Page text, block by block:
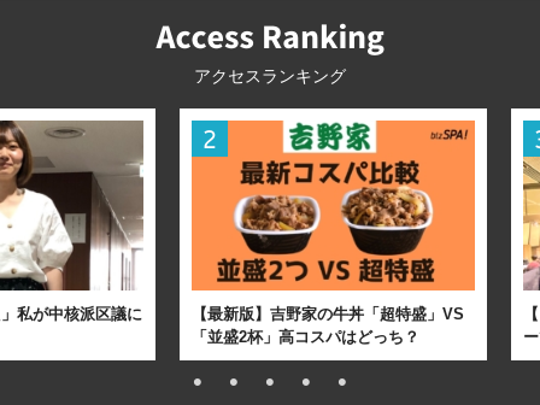
アクセスランキング
私が中核派区議に
【最新版】吉野家の牛丼「超特盛」VS
「並盛2杯」高コスパはどっち？